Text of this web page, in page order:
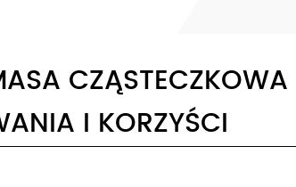
I KORZYŚCI